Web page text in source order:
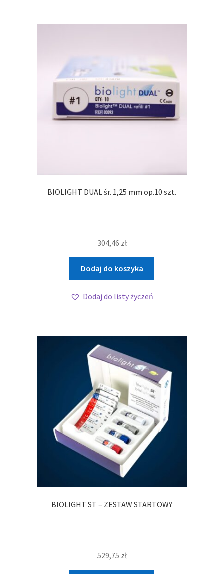
BIOLIGHT DUAL śr. 1,25 mm op.10 szt.
304,46 zł
Dodaj do koszyka
Dodaj do listy życzeń
BIOLIGHT ST – ZESTAW STARTOWY
529,75 zł